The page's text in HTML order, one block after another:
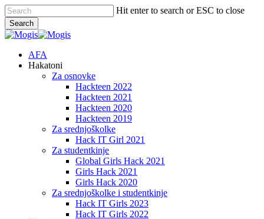
Skip
to
main
content
Hit enter to search or ESC to close
Search
Close
Menu
AFA
Hakatoni
Za osnovke
Hackteen 2022
Hackteen 2021
Hackteen 2020
Hackteen 2019
Za srednjoškolke
Hack IT Girl 2021
Za studentkinje
Global Girls Hack 2021
Girls Hack 2021
Girls Hack 2020
Za srednjoškolke i studentkinje
Hack IT Girls 2023
Hack IT Girls 2022